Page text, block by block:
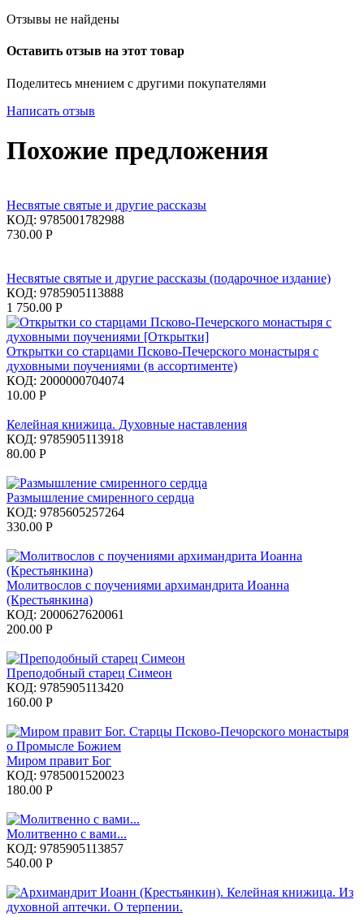
Отзывы не найдены
Оставить отзыв на этот товар
Поделитесь мнением с другими покупателями
Написать отзыв
Похожие предложения
Несвятые святые и другие рассказы
КОД: 9785001782988
730.00 Р
Несвятые святые и другие рассказы (подарочное издание)
КОД: 9785905113888
1 750.00 Р
Открытки со старцами Псково-Печерского монастыря с
духовными поучениями (в ассортименте)
КОД: 2000000704074
10.00 Р
Келейная книжица. Духовные наставления
КОД: 9785905113918
80.00 Р
Размышление смиренного сердца
КОД: 9785605257264
330.00 Р
Молитвослов с поучениями архимандрита Иоанна
(Крестьянкина)
КОД: 2000627620061
200.00 Р
Преподобный старец Симеон
КОД: 9785905113420
160.00 Р
Миром правит Бог
КОД: 9785001520023
180.00 Р
Молитвенно с вами...
КОД: 9785905113857
540.00 Р